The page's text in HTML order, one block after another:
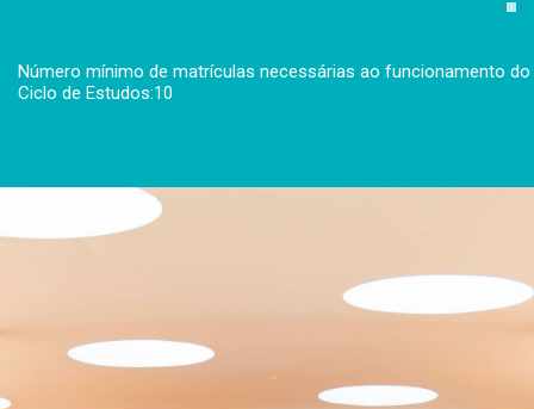
Número mínimo de matrículas necessárias ao funcionamento do
Ciclo de Estudos:10